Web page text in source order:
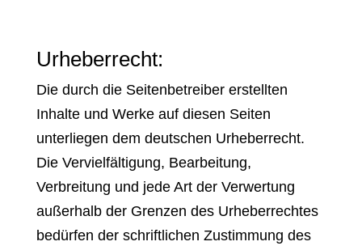
Urheberrecht:
Die durch die Seitenbetreiber erstellten
Inhalte und Werke auf diesen Seiten
unterliegen dem deutschen Urheberrecht.
Die Vervielfältigung, Bearbeitung,
Verbreitung und jede Art der Verwertung
außerhalb der Grenzen des Urheberrechtes
bedürfen der schriftlichen Zustimmung des